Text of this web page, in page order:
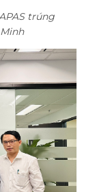
trúng